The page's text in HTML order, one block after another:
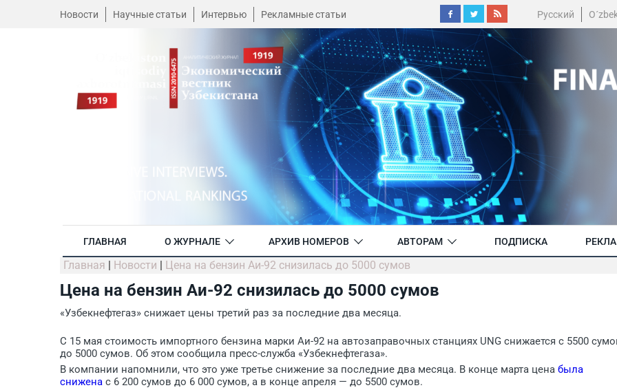
Новости Научные статьи Интервью Рекламные статьи Русский
ГЛАВНАЯ О ЖУРНАЛЕ АРХИВ НОМЕРОВ АВТОРАМ ПОДПИСКА
Главная | Новости | Цена на бензин Аи-92 снизилась до 5000 сумов
Цена на бензин Аи-92 снизилась до 5000 сумов
«Узбекнефтегаз» снижает цены третий раз за последние два месяца.
С 15 мая стоимость импортного бензина марки Аи-92 на автозаправочных станциях UNG снижается с 5500
до 5000 сумов. Об этом сообщила пресс-служба «Узбекнефтегаза».
В компании напомнили, что это уже третье снижение за последние два месяца. В конце марта цена была
сниженас 6 200 сумов до 6 000 сумов, а в конце апреля — до 5500 сумов.